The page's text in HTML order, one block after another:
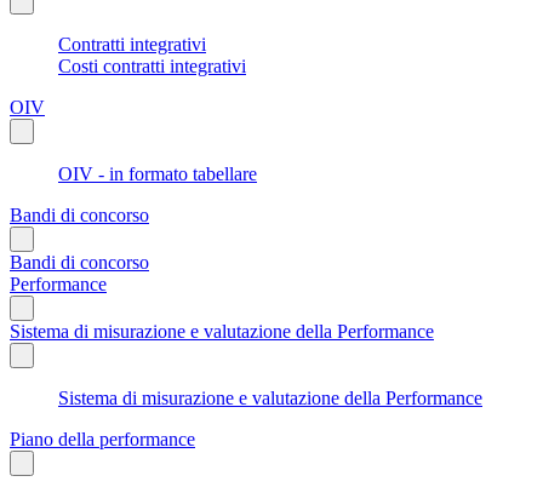
Contratti integrativi
Costi contratti integrativi
OIV
OIV - in formato tabellare
Bandi di concorso
Bandi di concorso
Performance
Sistema di misurazione e valutazione della Performance
Sistema di misurazione e valutazione della Performance
Piano della performance